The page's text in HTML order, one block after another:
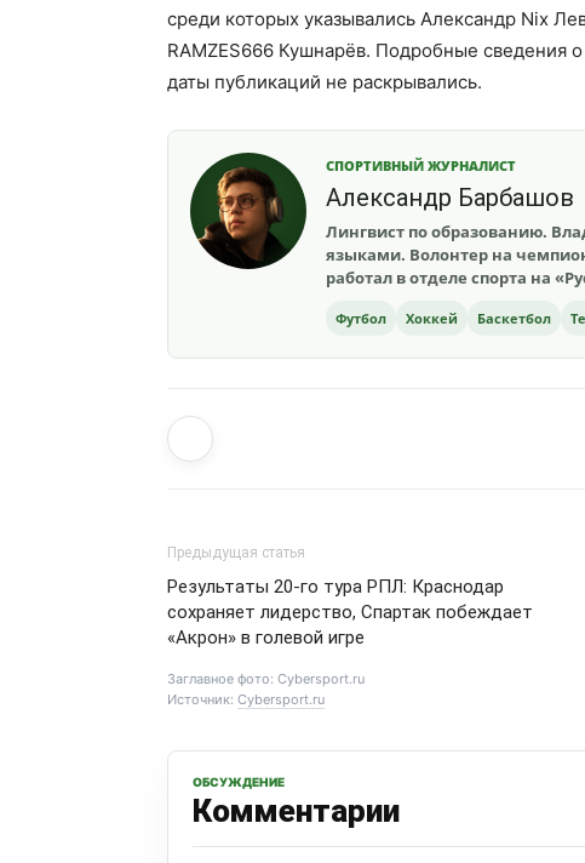
среди которых указывались Александр Nix
RAMZES666 Кушнарёв. Подробные сведения
даты публикаций не раскрывались.
СПОРТИВНЫЙ ЖУРНАЛИСТ
Александр Барбашов
Лингвист по образованию.
языками. Волонтер на
работал в отделе спорта на
Футбол Хоккей Баскетбол
Предыдущая статья
Результаты 20-го тура РПЛ: Краснодар
сохраняет лидерство, Спартак побеждает
«Акрон» в голевой игре
Заглавное фото: Cybersport.ru
Источник: Cybersport.ru
ОБСУЖДЕНИЕ
Комментарии